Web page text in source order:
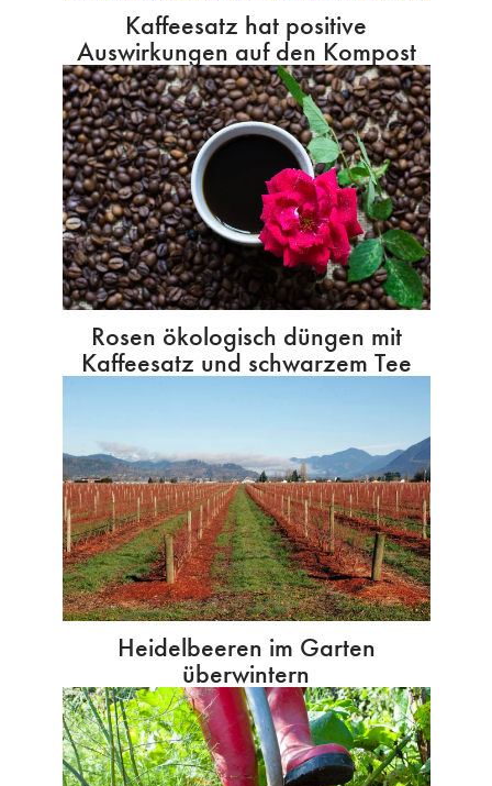
Kaffeesatz hat positive
Auswirkungen auf den Kompost
Rosen ökologisch düngen mit
Kaffeesatz und schwarzem Tee
Heidelbeeren im Garten
überwintern